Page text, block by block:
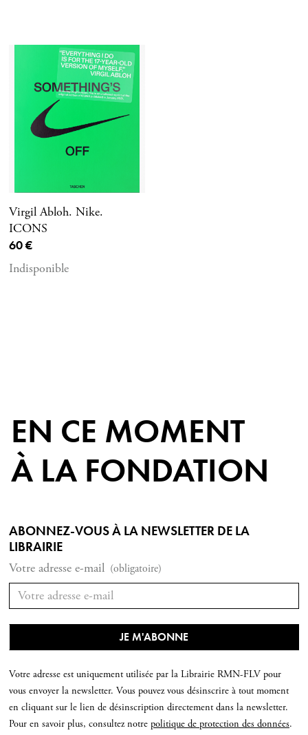
Virgil Abloh. Nike.
ICONS
Prix ​​actuel
60 €
Indisponible
EN CE MOMENT
À LA FONDATION
ABONNEZ-VOUS À LA NEWSLETTER DE LA
LIBRAIRIE
Votre adresse e-mail (obligatoire)
Votre adresse est uniquement utilisée par la Librairie RMN-FLV pour
vous envoyer la newsletter. Vous pouvez vous désinscrire à tout moment
en cliquant sur le lien de désinscription directement dans la newsletter.
Pour en savoir plus, consultez notre politique de protection des données.